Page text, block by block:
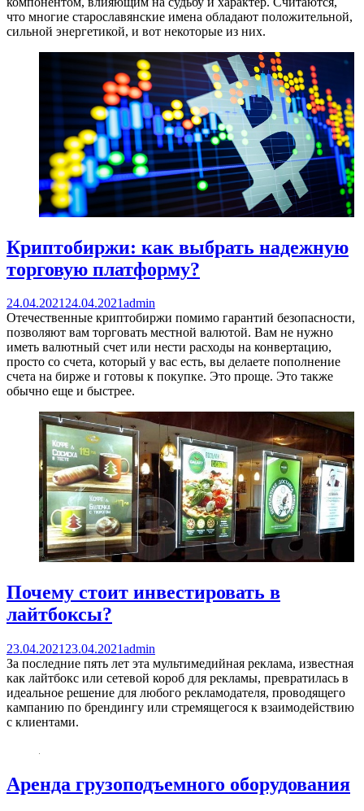
что многие старославянские имена обладают положительной,
сильной энергетикой, и вот некоторые из них.
Криптобиржи: как выбрать надежную
торговую платформу?
24.04.202124.04.2021admin
Отечественные криптобиржи помимо гарантий безопасности,
позволяют вам торговать местной валютой. Вам не нужно
иметь валютный счет или нести расходы на конвертацию,
просто со счета, который у вас есть, вы делаете пополнение
счета на бирже и готовы к покупке. Это проще. Это также
обычно еще и быстрее.
Почему стоит инвестировать в
лайтбоксы?
23.04.2021 23.04.2021admin
За последние пять лет эта мультимедийная реклама, известная
как лайтбокс или сетевой короб для рекламы, превратилась в
идеальное решение для любого рекламодателя, проводящего
кампанию по брендингу или стремящегося к взаимодействию
с клиентами.
Аренда грузоподъемного оборудования